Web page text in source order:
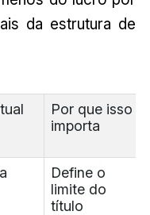
da estrutura de
Por que isso
importa
Define o
limite do
título